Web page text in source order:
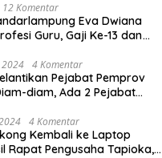
12 Komentar
Eva Dwiana
Guru, Gaji Ke-13 dan
2024 4 Komentar
Pejabat Pemprov
diam, Ada 2 Pejabat
4 Komentar
Kembali ke Laptop
Rapat Pengusaha Tapioka,